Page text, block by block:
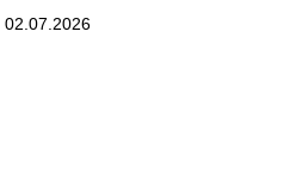
02.07.2026